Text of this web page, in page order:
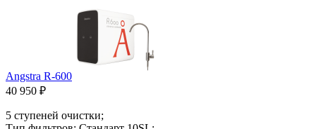
Angstra R-600
40 950 ₽
5 ступеней очистки;